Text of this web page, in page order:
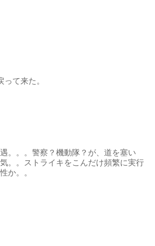
て来た。
。。。警察？機動隊？が、道を塞い
。。ストライキをこんだけ頻繁に実行
か。。